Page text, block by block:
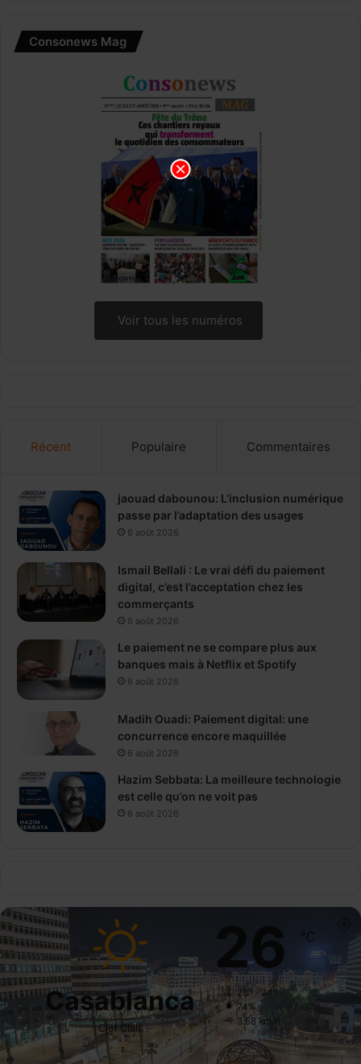
Consonews Mag
Voir tous les numéros
Récent Populaire Commentaires
jaouad dabounou: L’inclusion numérique
passe par l’adaptation des usages
6 août 2026
Ismail Bellali : Le vrai défi du paiement
digital, c’est l’acceptation chez les
commerçants
6 août 2026
Le paiement ne se compare plus aux
banques mais à Netflix et Spotify
6 août 2026
Madih Ouadi: Paiement digital: une
concurrence encore maquillée
6 août 2026
Hazim Sebbata: La meilleure technologie
est celle qu’on ne voit pas
6 août 2026
Casablanca
Ciel Clair
26 ℃
28º - 24º
74%
3.58 km/h